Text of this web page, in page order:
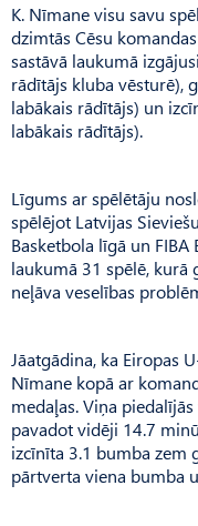
K. Nīmane visu savu
dzimtās Cēsu
sastāvā laukumā
rādītājs kluba vēsturē),
labākais rādītājs) un
labākais rādītājs).
Līgums ar spēlētāju
spēlējot Latvijas
Basketbola līgā un
laukumā 31 spēlē, kurā
neļāva veselības
Jāatgādina, ka Eiropas
Nīmane kopā ar
medaļas. Viņa
pavadot vidēji 14.7
izcīnīta 3.1 bumba zem
pārtverta viena bumba